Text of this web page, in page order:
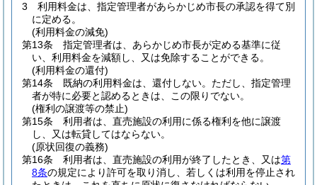
3
利用料金は、指定管理者があらかじめ市長の承認を得て別
に定める。
(利用料金の減免)
第13条
指定管理者は、あらかじめ市長が定める基準に従
い、利用料金を減額し、又は免除することができる。
(利用料金の還付)
第14条
既納の利用料金は、還付しない。 ただし、指定管理
者が特に必要と認めるときは、この限りでない。
(権利の譲渡等の禁止)
第15条
利用者は、直売施設の利用に係る権利を他に譲渡
し、又は転貸してはならない。
(原状回復の義務)
第16条
利用者は、直売施設の利用が終了したとき、又は第
8条の規定により許可を取り消し、若しくは利用を停止され